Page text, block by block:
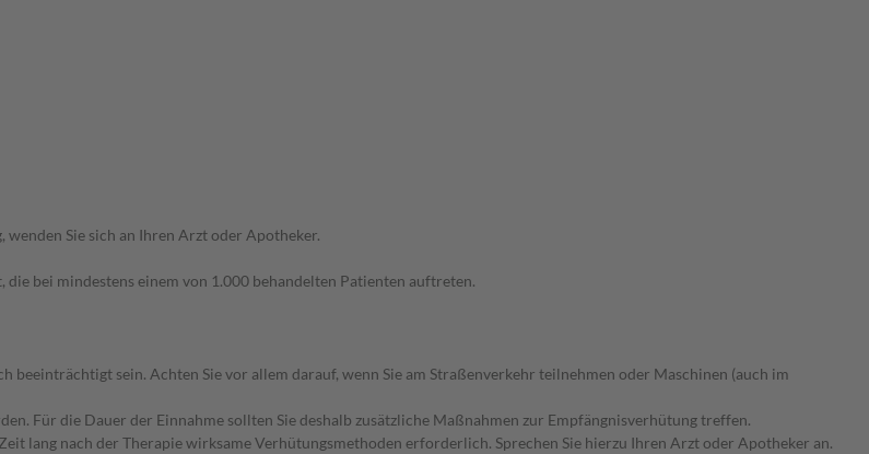
Sie sich an Ihren Arzt oder Apotheker.
bei mindestens einem von 1.000 behandelten Patienten auftreten.
beeinträchtigt sein. Achten Sie vor allem darauf, wenn Sie am Straßenverkehr teilnehmen oder Maschinen (auch im
Für die Dauer der Einnahme sollten Sie deshalb zusätzliche Maßnahmen zur Empfängnisverhütung treffen.
lang nach der Therapie wirksame Verhütungsmethoden erforderlich. Sprechen Sie hierzu Ihren Arzt oder Apotheker an.